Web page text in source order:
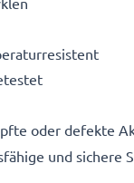
oder defekte
und